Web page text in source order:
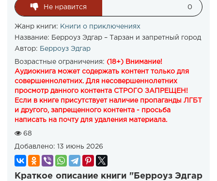
Не нравится 0
Жанр книги: Книги о приключениях
Название: Берроуз Эдгар – Тарзан и запретный город
Автор: Берроуз Эдгар
Возрастные ограничения: (18+) Внимание!
Аудиокнига может содержать контент только для
совершеннолетних. Для несовершеннолетних
просмотр данного контента СТРОГО ЗАПРЕЩЕН!
Если в книге присутствует наличие пропаганды ЛГБТ
и другого, запрещенного контента - просьба
написать на почту для удаления материала.
68
Добавлено: 13 июнь 2026
Краткое описание книги "Берроуз Эдгар